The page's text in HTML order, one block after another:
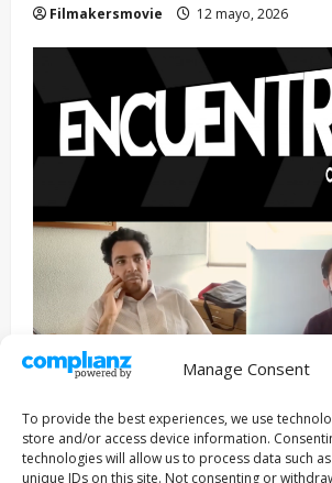
Manage Consent
To provide the best experiences, we use
store and/or access device information.
technologies will allow us to process data such
unique IDs on this site. Not consenting or
Filmakersmovie 12 mayo, 2026
Entrevista Series
ENCUENTROS CON IVÁN URIEL
RIVEROLL